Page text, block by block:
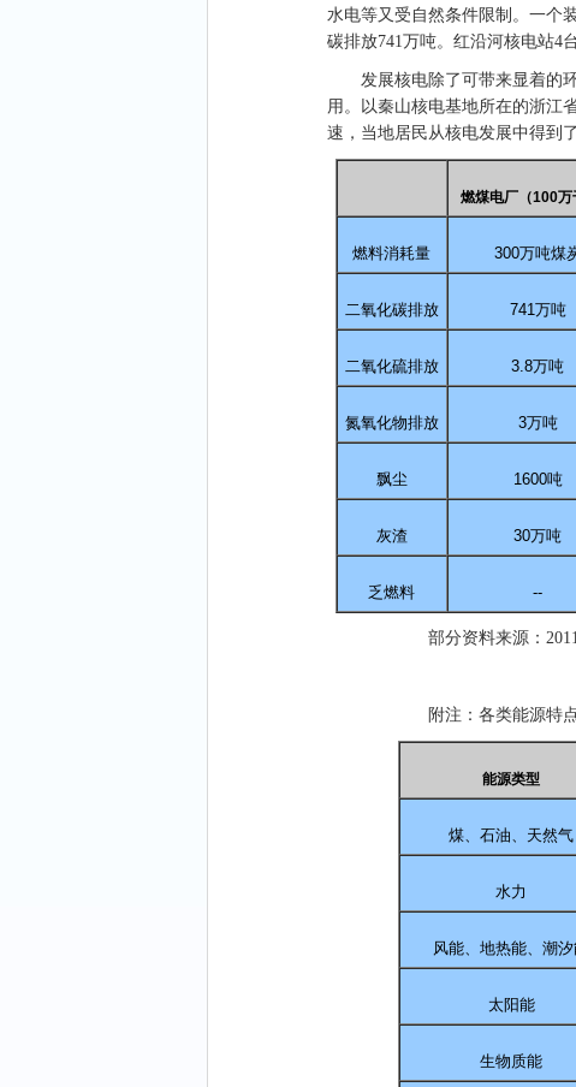
水电等又受自然条件限制。一个
碳排放741万吨。红沿河核电站4
发展核电除了可带来显着的
用。以秦山核电基地所在的浙江
速，当地居民从核电发展中得到了
燃煤电厂（100万
燃料消耗量 300万吨煤
二氧化碳排放 741万吨
二氧化硫排放 3.8万吨
氮氧化物排放 3万吨
飘尘 1600吨
灰渣 30万吨
乏燃料 --
部分资料来源：
附注：各类能源特
能源类型
煤、石油、天然气
水力
风能、地热能、潮
太阳能
生物质能